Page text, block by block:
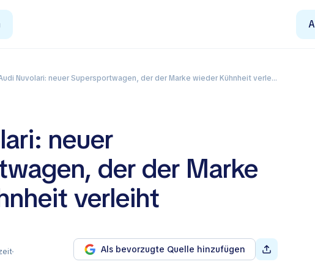
Audi Nuvolari: neuer Supersportwagen, der der Marke wieder Kühnheit verleiht
neuer
der der Marke
verleiht
Als bevorzugte Quelle hinzufügen